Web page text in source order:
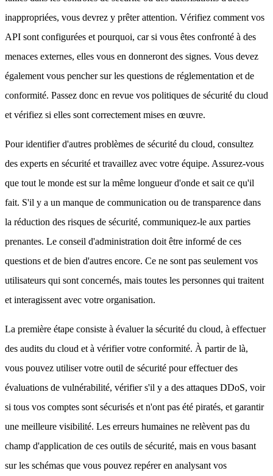
inappropriées, vous devrez y prêter attention. Vérifiez comment vos
API sont configurées et pourquoi, car si vous êtes confronté à des
menaces externes, elles vous en donneront des signes. Vous devez
également vous pencher sur les questions de réglementation et de
conformité. Passez donc en revue vos politiques de sécurité du cloud
et vérifiez si elles sont correctement mises en œuvre.
Pour identifier d'autres problèmes de sécurité du cloud, consultez
des experts en sécurité et travaillez avec votre équipe. Assurez-vous
que tout le monde est sur la même longueur d'onde et sait ce qu'il
fait. S'il y a un manque de communication ou de transparence dans
la réduction des risques de sécurité, communiquez-le aux parties
prenantes. Le conseil d'administration doit être informé de ces
questions et de bien d'autres encore. Ce ne sont pas seulement vos
utilisateurs qui sont concernés, mais toutes les personnes qui traitent
et interagissent avec votre organisation.
La première étape consiste à évaluer la sécurité du cloud, à effectuer
des audits du cloud et à vérifier votre conformité. À partir de là,
vous pouvez utiliser votre outil de sécurité pour effectuer des
évaluations de vulnérabilité, vérifier s'il y a des attaques DDoS, voir
si tous vos comptes sont sécurisés et n'ont pas été piratés, et garantir
une meilleure visibilité. Les erreurs humaines ne relèvent pas du
champ d'application de ces outils de sécurité, mais en vous basant
sur les schémas que vous pouvez repérer en analysant vos